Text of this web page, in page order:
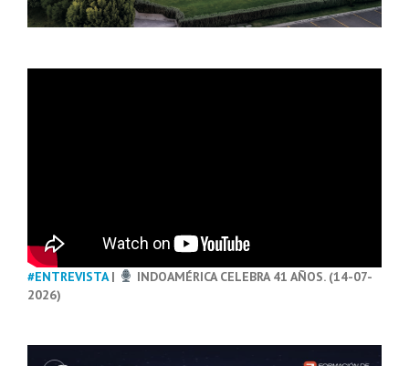
#ENTREVISTA|
INDOAMÉRICA CELEBRA 41 AÑOS. (14-07-
2026)